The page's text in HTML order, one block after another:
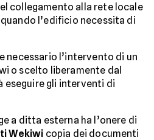
collegamento alla rete locale
l’edificio necessita di
necessario l’intervento di un
o scelto liberamente dal
eseguire gli interventi di
a ditta esterna ha l’onere di
Wekiwi copia dei documenti